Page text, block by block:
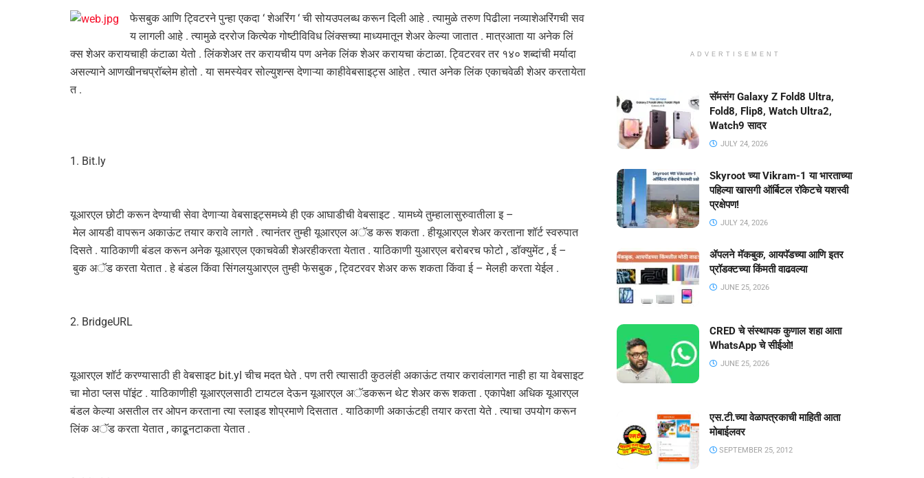
फेसबुक आणि ट्विटरने पुन्हा एकदा ‘ शेअरिंग ‘ ची सोयउपलब्ध करून दिली आहे . त्यामुळे तरुण पिढीला नव्याशेअरिंगची सव
य लागली आहे . त्यामुळे दररोज कित्येक गोष्टीविविध लिंक्सच्या माध्यमातून शेअर केल्या जातात . मात्रआता या अनेक लिं
क्स शेअर करायचाही कंटाळा येतो . लिंकशेअर तर करायचीय पण अनेक लिंक शेअर करायचा कंटाळा. ट्विटरवर तर १४० शब्दांची मर्यादा
असल्याने आणखीनचप्रॉब्लेम होतो . या समस्येवर सोल्युशन्स देणाऱ्या काहीवेबसाइट्स आहेत . त्यात अनेक लिंक एकाचवेळी शेअर करतायेता
त .
1. Bit.ly
यूआरएल छोटी करून देण्याची सेवा देणाऱ्या वेबसाइट्समध्ये ही एक आघाडीची वेबसाइट . यामध्ये तुम्हालासुरुवातीला इ –
मेल आयडी वापरून अकाऊंट तयार करावे लागते . त्यानंतर तुम्ही यूआरएल अॅड करू शकता . हीयूआरएल शेअर करताना शॉर्ट स्वरुपात
दिसते . याठिकाणी बंडल करून अनेक यूआरएल एकाचवेळी शेअरहीकरता येतात . याठिकाणी युआरएल बरोबरच फोटो , डॉक्युमेंट , ई –
बुक अॅड करता येतात . हे बंडल किंवा सिंगलयुआरएल तुम्ही फेसबुक , ट्विटरवर शेअर करू शकता किंवा ई – मेलही करता येईल .
2. BridgeURL
यूआरएल शॉर्ट करण्यासाठी ही वेबसाइट bit.yl चीच मदत घेते . पण तरी त्यासाठी कुठलंही अकाऊंट तयार करावंलागत नाही हा या वेबसाइट
चा मोठा प्लस पॉइंट . याठिकाणीही यूआरएलसाठी टायटल देऊन यूआरएल अॅडकरून थेट शेअर करू शकता . एकापेक्षा अधिक यूआरएल
बंडल केल्या असतील तर ओपन करताना त्या स्लाइड शोप्रमाणे दिसतात . याठिकाणी अकाऊंटही तयार करता येते . त्याचा उपयोग करून
लिंक अॅड करता येतात , काढूनटाकता येतात .
ADVERTISEMENT
सॅमसंग Galaxy Z Fold8 Ultra,
Fold8, Flip8, Watch Ultra2,
Watch9 सादर
JULY 24, 2026
Skyroot च्या Vikram-1 या भारताच्या
पहिल्या खासगी ऑर्बिटल रॉकेटचे यशस्वी
प्रक्षेपण!
JULY 24, 2026
ॲपलने मॅकबुक, आयपॅडच्या आणि इतर
प्रॉडक्टच्या किंमती वाढवल्या
JUNE 25, 2026
CRED चे संस्थापक कुणाल शहा आता
WhatsApp चे सीईओ!
JUNE 25, 2026
एस.टी.च्या वेळापत्रकाची माहिती आता
मोबाईलवर
SEPTEMBER 25, 2012